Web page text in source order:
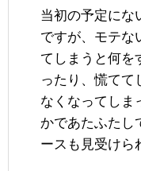
当初の予定にな
ですが、モテな
てしまうと何を
ったり、慌てて
なくなってしま
かであたふたし
ースも見受けら